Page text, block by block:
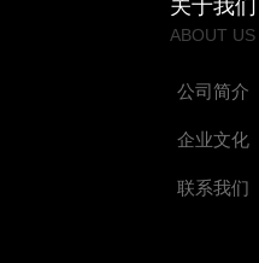
关于我们
ABOUT US
公司简介
企业文化
联系我们